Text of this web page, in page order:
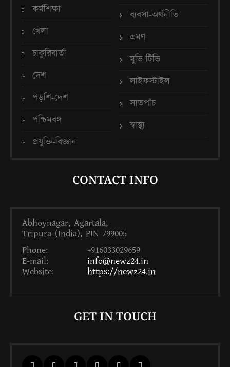
কর্মশিক্ষা
খেলা
চাকুরিবার্তা
দেশ
পড়শি-দেশ
পশ্চিমবঙ্গ
প্রযুক্তি-বিজ্ঞান
ব্যবসা-অর্থনীতি
ভ্রমণ
মুভি-টিভি
লাইফস্টাইল
সাতপাঁচ
স্বাস্থ্য
CONTACT INFO
Abhoynagar, Agartala,
Tripura (India), PIN-799005
Phone:
+916033029659
E-mail:
info@newz24.in
Website:
https://newz24.in
GET IN TOUCH